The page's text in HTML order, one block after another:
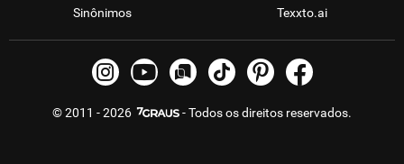
Sinônimos Texxto.ai
© 2011 - 2026 - Todos os direitos reservados.